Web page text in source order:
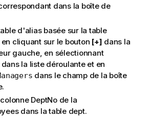
dans la boîte de
d'alias basée sur la table
en cliquant sur le bouton [+] dans la
gauche, en sélectionnant
dans la liste déroulante et en
dans le champ de la boîte
DeptNo de la
dans la table dept.